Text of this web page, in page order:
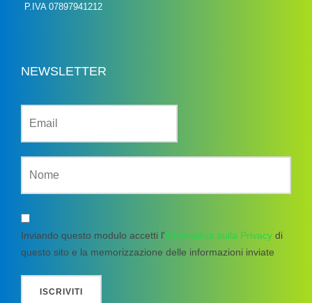
P.IVA 07897941212
NEWSLETTER
Inviando questo modulo accetti l' Informativa sulla Privacy di
questo sito e la memorizzazione delle informazioni inviate